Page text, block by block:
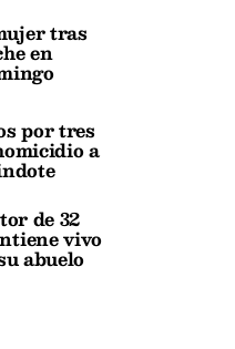
tras
en
por tres
a
de 32
vivo
abuelo